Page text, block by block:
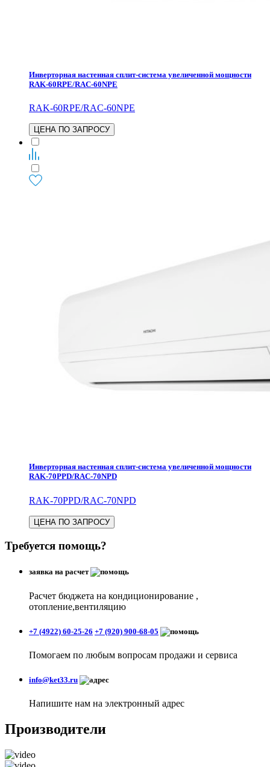
Инверторная настенная сплит-система увеличенной мощности
RAK-60RPE/RAC-60NPE
RAK-60RPE/RAC-60NPE
ЦЕНА ПО ЗАПРОСУ
Инверторная настенная сплит-система увеличенной мощности
RAK-70PPD/RAC-70NPD
RAK-70PPD/RAC-70NPD
ЦЕНА ПО ЗАПРОСУ
Требуется помощь?
заявка на расчет
Расчет бюджета на кондиционирование ,
отопление,вентиляцию
+7 (4922) 60-25-26 +7 (920) 900-68-05
Помогаем по любым вопросам продажи и сервиса
info@ket33.ru
Напишите нам на электронный адрес
Производители